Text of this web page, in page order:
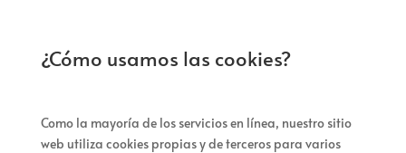
¿Cómo usamos las cookies?
Como la mayoría de los servicios en línea, nuestro sitio
web utiliza cookies propias y de terceros para varios